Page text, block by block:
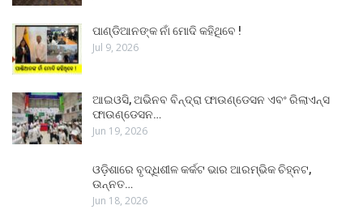
ପାଣ୍ଡିଆନଙ୍କ ନାଁ ମୋଦି କହିଥିବେ !
Jul 9, 2026
ଆଇଓସି, ଅଭିନବ ବିନ୍ଦ୍ରା ଫାଉଣ୍ଡେସନ ଏବଂ ରିଲାଏନ୍ସ
ଫାଉଣ୍ଡେସନ…
Jun 19, 2026
ଓଡ଼ିଶାରେ ବୃଦ୍ଧିଶୀଳ କର୍କଟ ଭାର ଆରମ୍ଭିକ ଚିହ୍ନଟ,
ଉନ୍ନତ…
Jun 18, 2026